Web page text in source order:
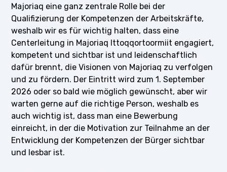
Majoriaq eine ganz zentrale Rolle bei der
Qualifizierung der Kompetenzen der Arbeitskräfte,
weshalb wir es für wichtig halten, dass eine
Centerleitung in Majoriaq Ittoqqortoormiit engagiert,
kompetent und sichtbar ist und leidenschaftlich
dafür brennt, die Visionen von Majoriaq zu verfolgen
und zu fördern. Der Eintritt wird zum 1. September
2026 oder so bald wie möglich gewünscht, aber wir
warten gerne auf die richtige Person, weshalb es
auch wichtig ist, dass man eine Bewerbung
einreicht, in der die Motivation zur Teilnahme an der
Entwicklung der Kompetenzen der Bürger sichtbar
und lesbar ist.